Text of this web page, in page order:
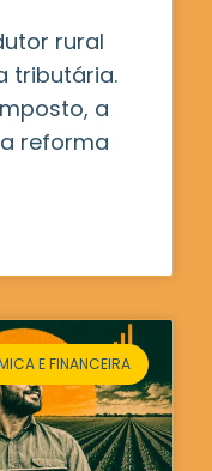
rural
tributária.
a
reforma
E FINANCEIRA